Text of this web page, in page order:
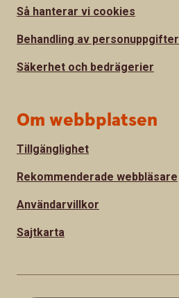
Så hanterar vi cookies
Behandling av personuppgifter
Säkerhet och bedrägerier
Om webbplatsen
Tillgänglighet
Rekommenderade webbläsare
Användarvillkor
Sajtkarta